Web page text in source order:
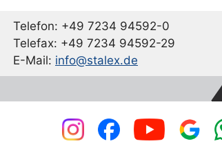
Telefon: +49 7234 94592-0
Telefax: +49 7234 94592-29
E-Mail: info@stalex.de